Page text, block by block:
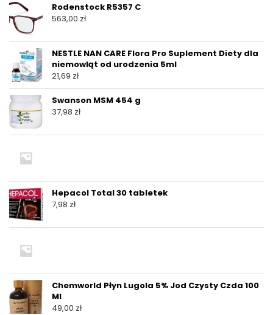
Rodenstock R5357 C
563,00 zł
NESTLE NAN CARE Flora Pro Suplement Diety dla
niemowląt od urodzenia 5ml
21,69 zł
Swanson MSM 454 g
37,98 zł
Hepacol Total 30 tabletek
7,98 zł
Chemworld Płyn Lugola 5% Jod Czysty Czda 100
Ml
49,00 zł